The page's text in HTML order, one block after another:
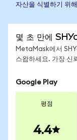
자산을 식별하기 위
몇 초 만에
MetaMask에서
스왑하세요. 가장 신
Google Play
평점
4.4